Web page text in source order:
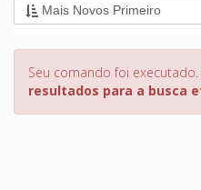
Mais Novos Primeiro
Seu comando foi executado.
resultados para a busca